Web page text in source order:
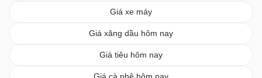
Giá xe máy
Giá xăng dầu hôm nay
Giá tiêu hôm nay